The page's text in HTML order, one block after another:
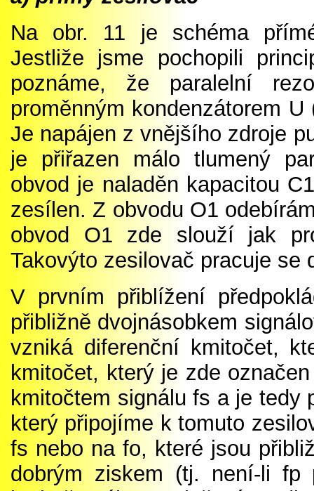
Na obr. 11 je schéma
Jestliže jsme pochopili
poznáme, že paralelní
proměnným kondenzátorem
Je napájen z vnějšího zdroje
je přiřazen málo tlumený
obvod je naladěn kapacitou
zesílen. Z obvodu O1
obvod O1 zde slouží jak
Takovýto zesilovač pracuje se
V prvním přiblížení
přibližně dvojnásobkem
vzniká diferenční kmitočet,
kmitočet, který je zde
kmitočtem signálu fs a je
který připojíme k tomuto
fs nebo na fo, které jsou
dobrým ziskem (tj. není-li